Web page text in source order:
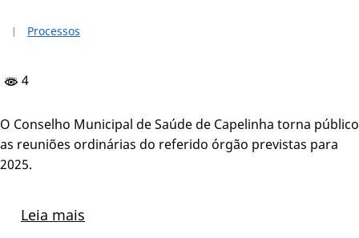
Processos
4
O Conselho Municipal de Saúde de Capelinha torna público
as reuniões ordinárias do referido órgão previstas para
2025.
Leia mais